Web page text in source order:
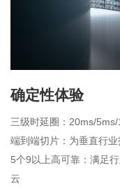
确定性体验
三级时延圈：20ms/
端到端切片：为垂直行
5个9以上高可靠：满足
云